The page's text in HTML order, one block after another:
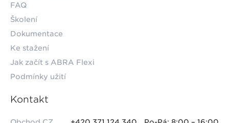
FAQ
Školení
Dokumentace
Ke stažení
Jak začít s ABRA Flexi
Podmínky užití
Kontakt